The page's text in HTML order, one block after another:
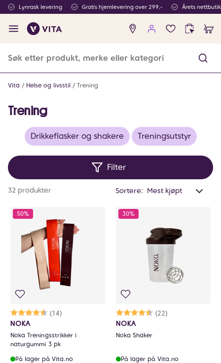
Lynrask levering Gratis hjemlevering over 299,- Årets
Ingen
produkter
Vita Helse og livsstil Trening
Trening
Drikkeflasker og shakere Treningsutstyr
Filter
32 produkter Sortere:
50%
Karakter:
(14)
4.7 av 5 mulige
NOKA
Noka Treningsstrikker i
naturgummi 3 pk
På lager på Vita.no
30%
Karakter:
(22)
4.4 av 5 mulige
NOKA
Noka Shaker
På lager på Vita.no